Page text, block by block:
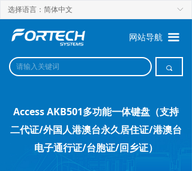
끠
끀
网站导航
ꀅ
选择语言：简体中文
Access AKB501多功能一体键盘（支持
二代证/外国人港澳台永久居住证/港澳台
电子通行证/台胞证/回乡证）